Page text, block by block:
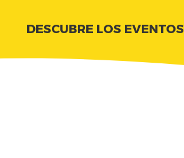
DESCUBRE LOS EVENTOS